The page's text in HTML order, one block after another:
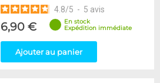
9
9
31
4.8/5 - 5 avis
6,90 €
En stock
Expédition immédiate
Ajouter au panier